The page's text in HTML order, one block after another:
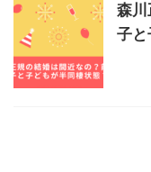
森川
子と